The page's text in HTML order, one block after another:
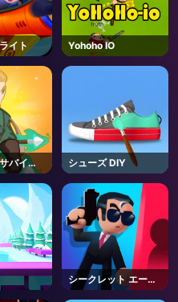
イト Yohoho IO
バイバ
シューズ DIY
シークレット エージ
ェント